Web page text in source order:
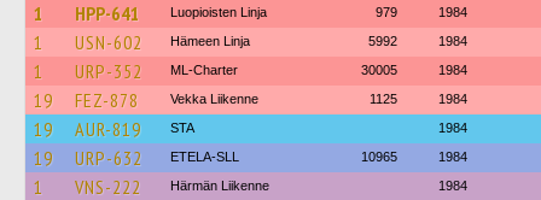
1 HPP-641 Luopioisten Linja 979 1984
1 USN-602 Hämeen Linja 5992 1984
1 URP-352 ML-Charter 30005 1984
19 FEZ-878 Vekka Liikenne 1125 1984
19 AUR-819 STA 1984
19 URP-632 ETELA-SLL 10965 1984
1 VNS-222 Härmän Liikenne 1984